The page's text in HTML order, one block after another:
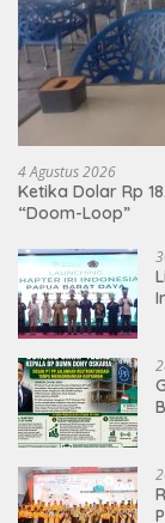
4 Agustus 2026
Ketika Dolar Rp
“Doom-Loop”